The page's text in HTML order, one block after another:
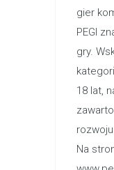
gier
PEGI
gry.
18 lat,
Na